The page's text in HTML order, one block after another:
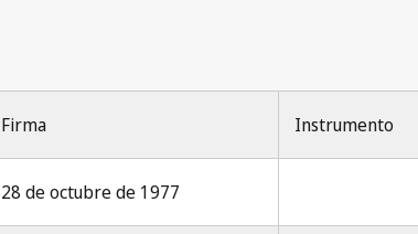
Firma Instrumento
28 de octubre de 1977